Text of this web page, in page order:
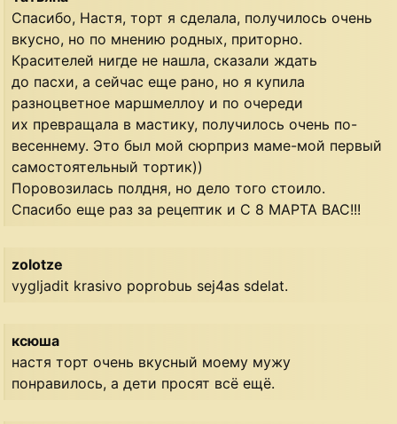
Спасибо, Настя, торт я сделала, получилось очень
вкусно, но по мнению родных, приторно.
Красителей нигде не нашла, сказали ждать
до пасхи, а сейчас еще рано, но я купила
разноцветное маршмеллоу и по очереди
их превращала в мастику, получилось очень по-
весеннему. Это был мой сюрприз маме-мой первый
самостоятельный тортик))
Поровозилась полдня, но дело того стоило.
Спасибо еще раз за рецептик и С 8 МАРТА ВАС!!!
zolotze
vygljadit krasivo poprobuь sej4as sdelat.
ксюша
настя торт очень вкусный моему мужу
понравилось, а дети просят всё ещё.